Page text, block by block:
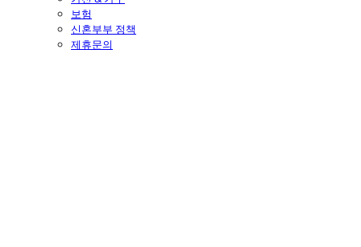
보험
신혼부부 정책
제휴문의